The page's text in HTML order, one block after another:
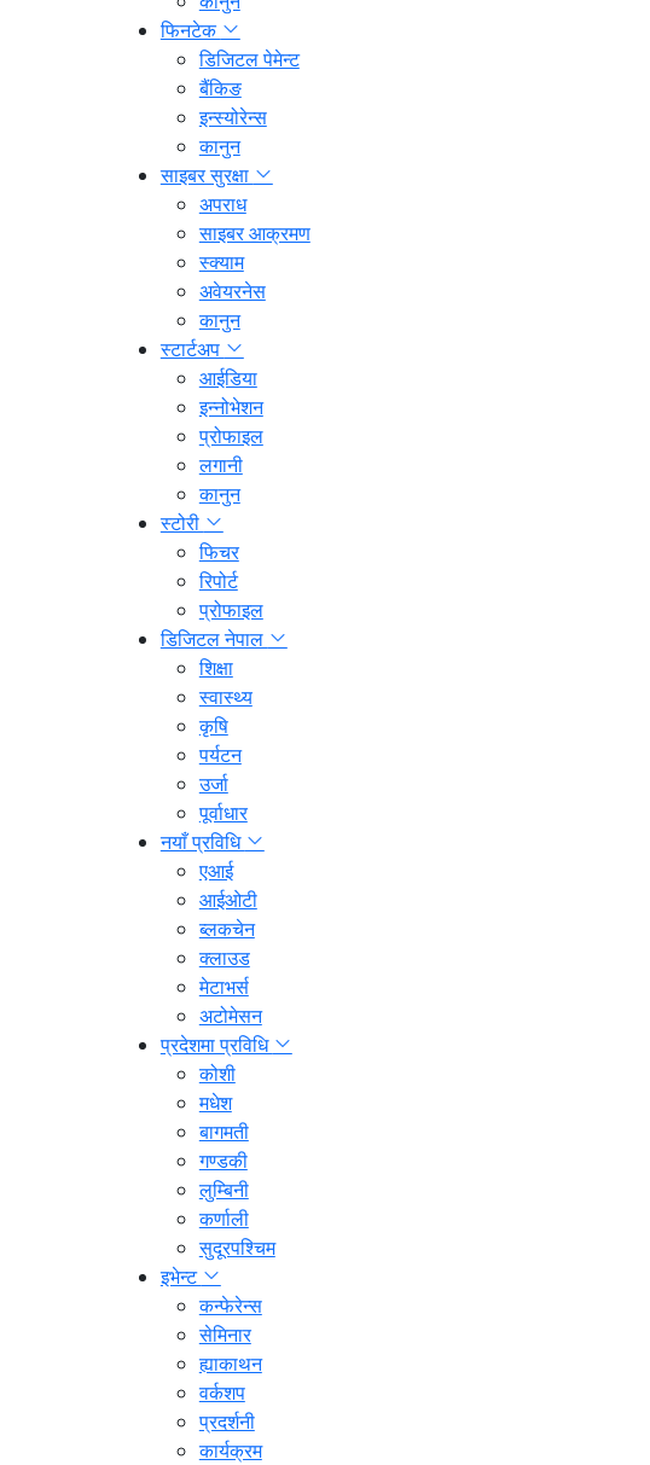
फिनटेक
डिजिटल पेमेन्ट
बैंकिङ
इन्स्योरेन्स
कानुन
साइबर सुरक्षा
अपराध
साइबर आक्रमण
स्क्याम
अवेयरनेस
कानुन
स्टार्टअप
आईडिया
इन्नोभेशन
प्रोफाइल
लगानी
कानुन
स्टोरी
फिचर
रिपोर्ट
प्रोफाइल
डिजिटल नेपाल
शिक्षा
स्वास्थ्य
कृषि
पर्यटन
उर्जा
पूर्वाधार
नयाँ प्रविधि
एआई
आईओटी
ब्लकचेन
क्लाउड
मेटाभर्स
अटोमेसन
प्रदेशमा प्रविधि
कोशी
मधेश
बागमती
गण्डकी
लुम्बिनी
कर्णाली
सुदूरपश्चिम
इभेन्ट
कन्फेरेन्स
सेमिनार
ह्याकाथन
वर्कशप
प्रदर्शनी
कार्यक्रम